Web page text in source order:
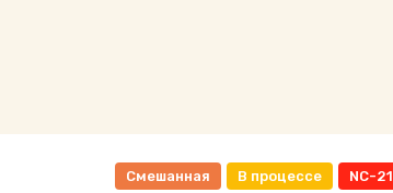
Смешанная В процессе NC-21